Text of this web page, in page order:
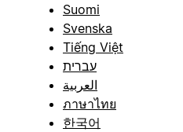
Suomi
Svenska
Tiếng Việt
עברית
العربية
ภาษาไทย
한국어